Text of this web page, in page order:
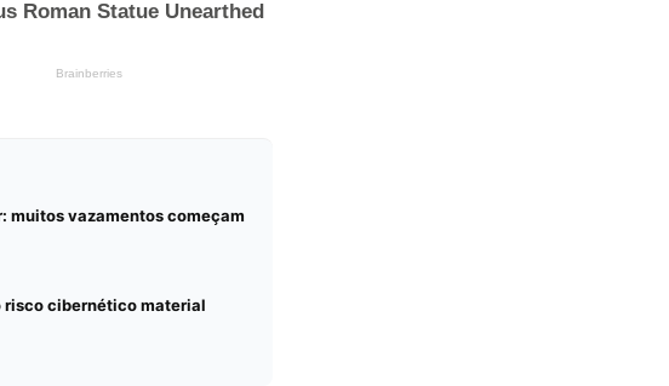
muitos vazamentos começam
risco cibernético material